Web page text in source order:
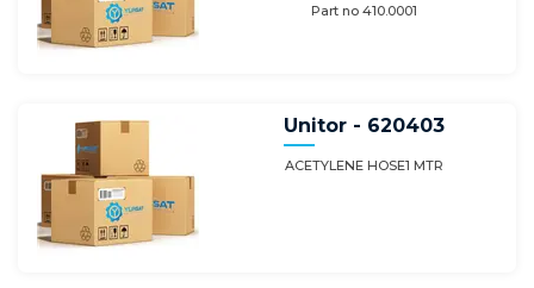
Part no 410.0001
Unitor - 620403
ACETYLENE HOSE1 MTR